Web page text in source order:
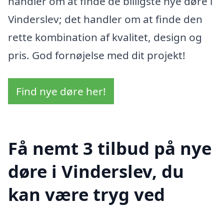
Vinderslev; det handler om at finde den
rette kombination af kvalitet, design og
pris. God fornøjelse med dit projekt!
Find nye døre her!
Få nemt 3 tilbud på nye
døre i Vinderslev, du
kan være tryg ved